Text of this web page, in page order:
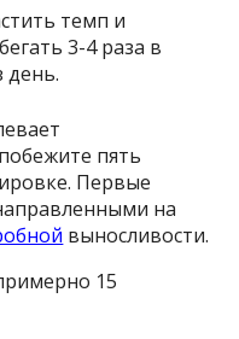
темп и
3-4 раза в
день.
пять
Первые
на
выносливости.
15